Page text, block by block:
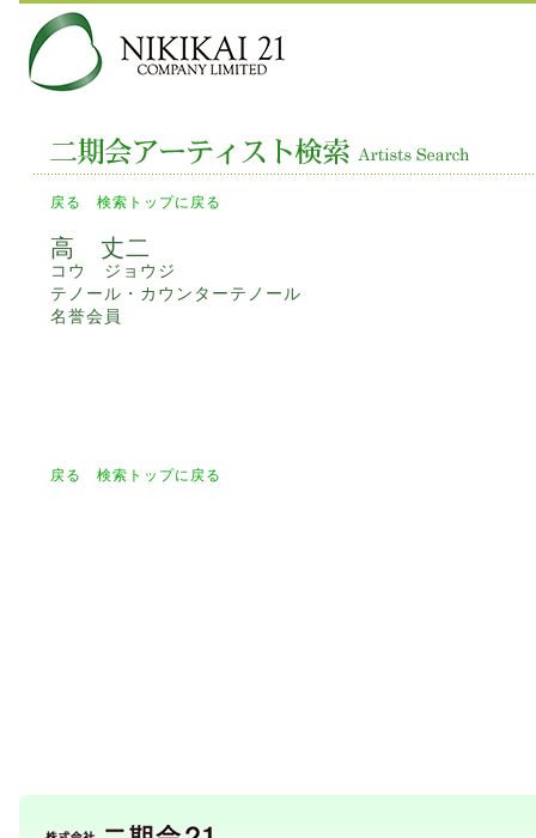
戻る 検索トップに戻る
高 丈二
コウ ジョウジ
テノール・カウンターテノール
名誉会員
戻る 検索トップに戻る